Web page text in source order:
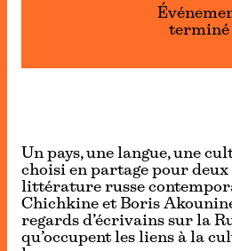
terminé
Un pays, une langue, une
choisi en partage pour deux
littérature russe
Chichkine et Boris
regards d’écrivains sur la
qu’occupent les liens à la